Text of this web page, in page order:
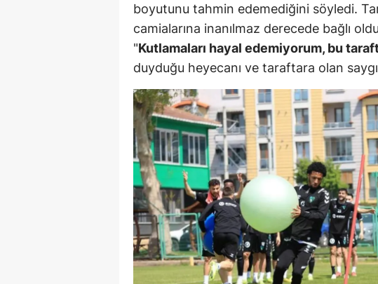
boyutunu tahmin edemediğini söyledi.
camialarına inanılmaz derecede bağlı
"Kutlamaları hayal edemiyorum, bu
duyduğu heyecanı ve taraftara olan